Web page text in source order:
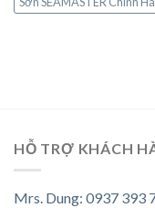
HỖ TRỢ KHÁCH
Mrs. Dung: 0937 393